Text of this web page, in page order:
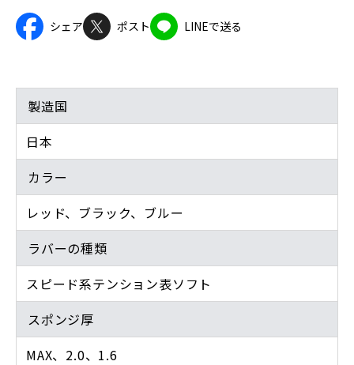
シェア ポスト LINEで送る
製造国
日本
カラー
レッド、ブラック、ブルー
ラバーの種類
スピード系テンション表ソフト
スポンジ厚
MAX、2.0、1.6